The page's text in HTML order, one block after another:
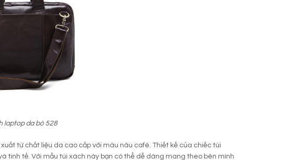
laptop da bò 528
từ chất liệu da cao cấp với màu nâu café. Thiết kế của chiếc túi
tinh tế. Với mẫu túi xách này bạn có thể dễ dàng mang theo bên mình